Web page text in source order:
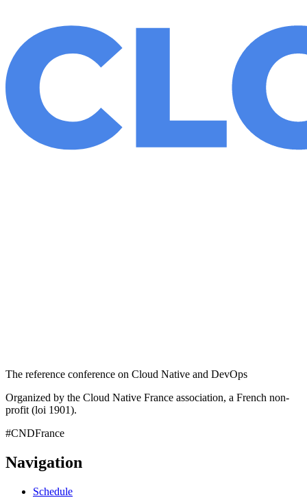
The reference conference on Cloud Native and DevOps
Organized by the Cloud Native France association, a French non-
profit (loi 1901).
#CNDFrance
Navigation
Schedule